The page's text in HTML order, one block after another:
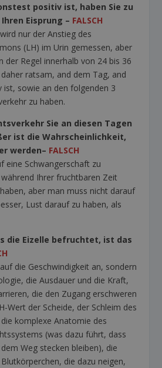
positiv ist, haben Sie zu
Eisprung – FALSCH
nur der Anstieg des
(LH) im Urin gemessen, aber
der Regel innerhalb von 24 bis 36
ratsam, and dem Tag, and
ist, sowie an den folgenden 3
zu haben.
Sie an diesen Tagen
ist die Wahrscheinlichkeit,
werden– FALSCH
eine Schwangerschaft zu
Ihrer fruchtbaren Zeit
aber man muss nicht darauf
Lust darauf zu haben, als
die Eizelle befruchtet, ist das
die Geschwindigkeit an, sondern
die Ausdauer und die Kraft,
die den Zugang erschweren
Wert der Scheide, der Schleim des
komplexe Anatomie des
(was dazu führt, dass
Weg stecken bleiben), die
die dazu neigen,